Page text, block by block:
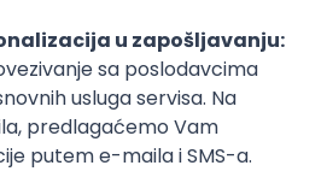
po traženim kriterijumima
pretrage.
pretrage
2 3